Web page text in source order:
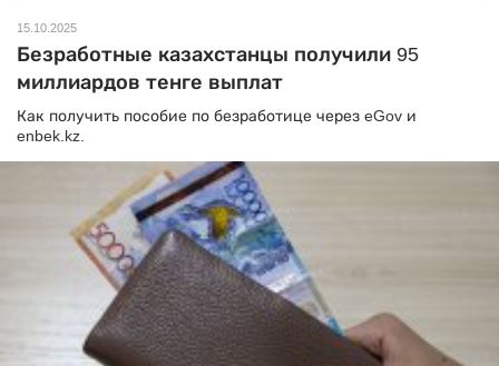
15.10.2025
Безработные казахстанцы получили 95
миллиардов тенге выплат
Как получить пособие по безработице через eGov и
enbek.kz.